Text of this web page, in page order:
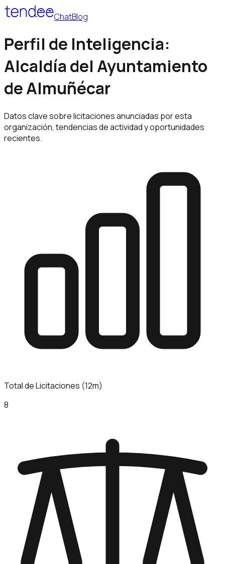
ChatBlog
Perfil de Inteligencia:
Alcaldía del Ayuntamiento
de Almuñécar
Datos clave sobre licitaciones anunciadas por esta
organización, tendencias de actividad y oportunidades
recientes.
Total de Licitaciones (12m)
8